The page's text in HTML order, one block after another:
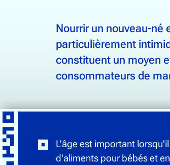
Nourrir un nouveau-né
particulièrement
constituent un moyen
consommateurs de
L'âge est important
d'aliments pour bébés et